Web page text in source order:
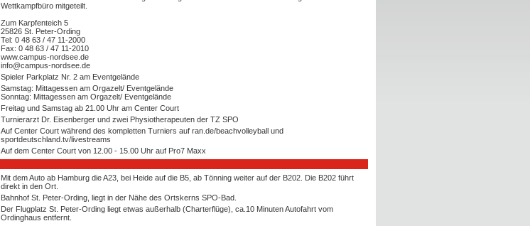
Wettkampfbüro mitgeteilt.
Zum Karpfenteich 5
25826 St. Peter-Ording
Tel: 0 48 63 / 47 11-2000
Fax: 0 48 63 / 47 11-2010
www.campus-nordsee.de
info@campus-nordsee.de
Spieler Parkplatz Nr. 2 am Eventgelände
Samstag: Mittagessen am Orgazelt/ Eventgelände
Sonntag: Mittagessen am Orgazelt/ Eventgelände
Freitag und Samstag ab 21.00 Uhr am Center Court
Turnierarzt Dr. Eisenberger und zwei Physiotherapeuten der TZ SPO
Auf Center Court während des kompletten Turniers auf ran.de/beachvolleyball und
sportdeutschland.tv/livestreams
Auf dem Center Court von 12.00 - 15.00 Uhr auf Pro7 Maxx
Mit dem Auto ab Hamburg die A23, bei Heide auf die B5, ab Tönning weiter auf der B202. Die B202 führt
direkt in den Ort.
Bahnhof St. Peter-Ording, liegt in der Nähe des Ortskerns SPO-Bad.
Der Flugplatz St. Peter-Ording liegt etwas außerhalb (Charterflüge), ca.10 Minuten Autofahrt vom
Ordinghaus entfernt.